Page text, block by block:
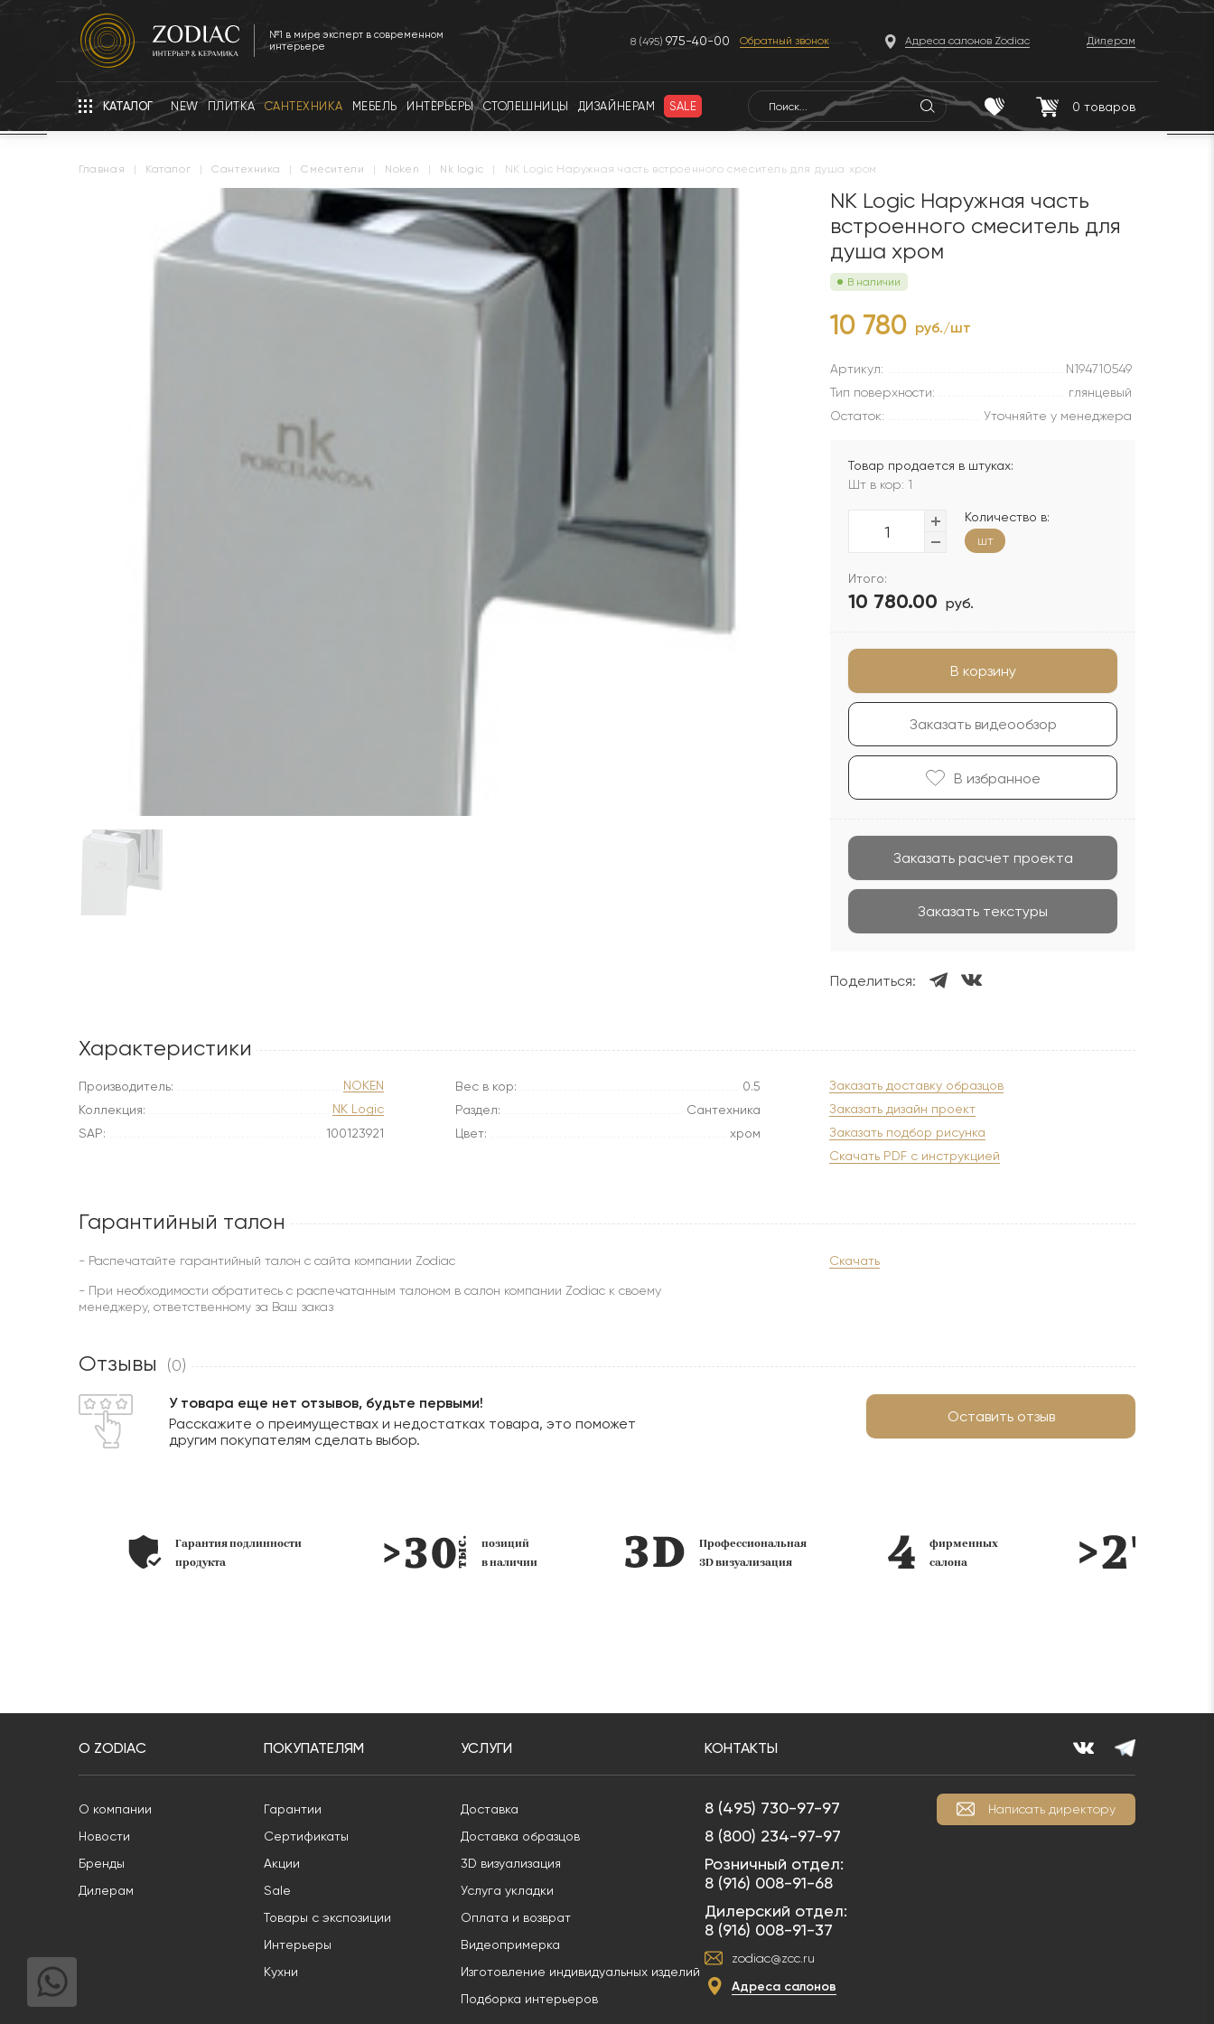
№1 в мире эксперт в современном
интерьере
8 (495) 975-40-00 Обратный звонок Адреса салонов Zodiac Дилерам
КАТАЛОГ NEW ПЛИТКА САНТЕХНИКА МЕБЕЛЬ ИНТЕРЬЕРЫ СТОЛЕШНИЦЫ ДИЗАЙНЕРАМ SALE 0 товаров
главная | каталог | сантехника | смесители | noken | nk logic | NK Logic Наружная часть встроенного смеситель для душа хром
NK Logic Наружная часть
встроенного смеситель для
душа хром
В наличии
10 780 руб./шт
Артикул:
N194710549
Тип поверхности:
глянцевый
Остаток:
Уточняйте у менеджера
Товар продается в штуках:
Шт в кор: 1
Количество в:
шт
Итого:
10 780.00 руб.
В корзину
Заказать видеообзор
В избранноe
Заказать расчет проекта
Заказать текстуры
Поделиться:
Характеристики
Производитель:
NOKEN
Коллекция:
NK Logic
SAP:
100123921
Вес в кор:
0.5
Раздел:
Сантехника
Цвет:
хром
Заказать доставку образцов
Заказать дизайн проект
Заказать подбор рисунка
Скачать PDF с инструкцией
Гарантийный талон
- Распечатайте гарантийный талон с сайта компании Zodiac
- При необходимости обратитесь с распечатанным талоном в салон компании Zodiac к своему
менеджеру, ответственному за Ваш заказ
Скачать
Отзывы (0)
У товара еще нет отзывов, будьте первыми!
Расскажите о преимуществах и недостатках товара, это поможет
другим покупателям сделать выбор.
Оставить отзыв
Гарантия подлинности
продукта
позиций
в наличии
Профессиональная
3D визуализация
фирменных
салона
О ZODIAC ПОКУПАТЕЛЯМ УСЛУГИ КОНТАКТЫ
О компании
Новости
Бренды
Дилерам
Гарантии
Сертификаты
Акции
Sale
Товары с экспозиции
Интерьеры
Кухни
Доставка
Доставка образцов
3D визуализация
Услуга укладки
Оплата и возврат
Видеопримерка
Изготовление индивидуальных изделий
Подборка интерьеров
8 (495) 730-97-97
8 (800) 234-97-97
Розничный отдел:
8 (916) 008-91-68
Дилерский отдел:
8 (916) 008-91-37
zodiac@zcc.ru
Адреса салонов
Написать директору